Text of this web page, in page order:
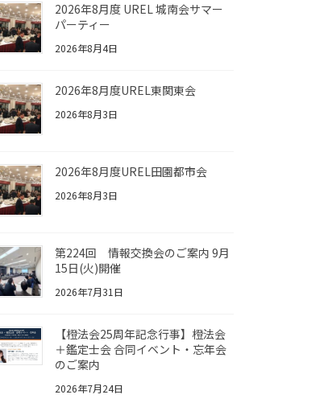
2026年8月度 UREL 城南会サマー
パーティー
2026年8月4日
2026年8月度UREL東関東会
2026年8月3日
2026年8月度UREL田園都市会
2026年8月3日
第224回 情報交換会のご案内 9月
15日(火)開催
2026年7月31日
【橙法会25周年記念行事】橙法会
＋鑑定士会 合同イベント・忘年会
のご案内
2026年7月24日